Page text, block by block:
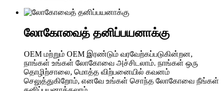
லோகோவைத் தனிப்பயனாக்கு
OEM மற்றும் OEM இரண்டும் வரவேற்கப்படுகின்றன,
நாங்கள் உங்கள் லோகோவை அச்சிடலாம். நாங்கள் ஒரு
தொழிற்சாலை, மொத்த விற்பனையில் கவனம்
செலுத்துகிறோம், எனவே உங்கள் சொந்த லோகோவை நீங்கள்